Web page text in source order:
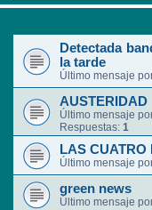
Detectada
la tarde
Último mensaje
AUSTERIDAD
Último mensaje
Respuestas: 1
LAS CUATRO
Último mensaje
green news
Último mensaje